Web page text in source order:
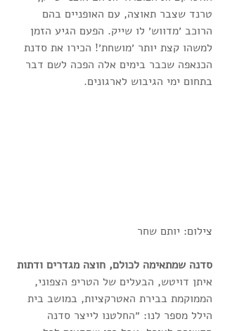
טרנד שצבר תאוצה, עם האופניים בהם
הרוכב ׳מדווש׳ לו שייק. הפעם הגיע הזמן
למשהו קצת יותר ׳מושחת׳! הכירו את סדנת
הכנאפה שכבר בימים אלה הפכה לשם דבר
בתחום ימי הגיבוש לארגונים.
צילום: יותם שחר
סדנה שמתאימה לכולם, חוצה מגדרים ודתות
איתן דויטש, הבעלים של הטריפ הצפוני,
הממוקמת בבירת האטרקציות, במושב בית
הילל מספר לנו: ״החלטנו לייצר סדנה